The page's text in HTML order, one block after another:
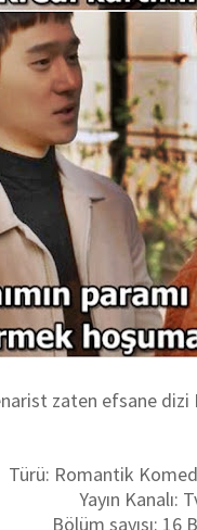
zaten efsane
Türü: Romantik
Yayın Kanalı:
Bölüm sayısı: 16